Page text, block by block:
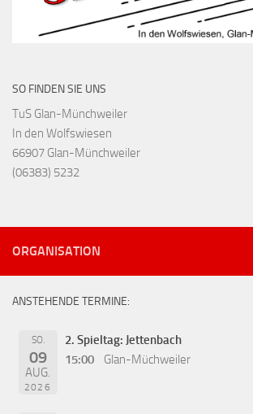
SO FINDEN SIE UNS
TuS Glan-Münchweiler
In den Wolfswiesen
66907 Glan-Münchweiler
(06383) 5232
ORGANISATION
ANSTEHENDE TERMINE:
SO.
09
AUG.
2026
2. Spieltag: Jettenbach
15:00
Glan-Müchweiler